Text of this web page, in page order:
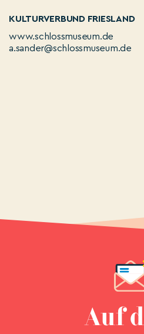
KULTURVERBUND FRIESLAND
www.schlossmuseum.de
a.sander@schlossmuseum.de
Auf